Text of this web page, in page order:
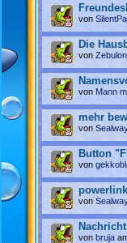
von
Die
von Zebulon
von Mann
mehr
von
Button
von
von
von bruja